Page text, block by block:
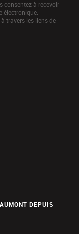
consentez à recevoir
électronique.
travers les liens de
DEPUIS